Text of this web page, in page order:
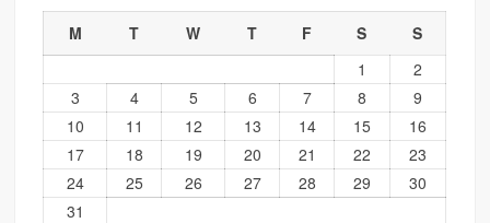
M T W T F S
S
1
2
3
4 5 6 7 8
9
10
11 12 13 14 15
16
17
18 19 20 21 22
23
24
25 26 27 28 29
30
31